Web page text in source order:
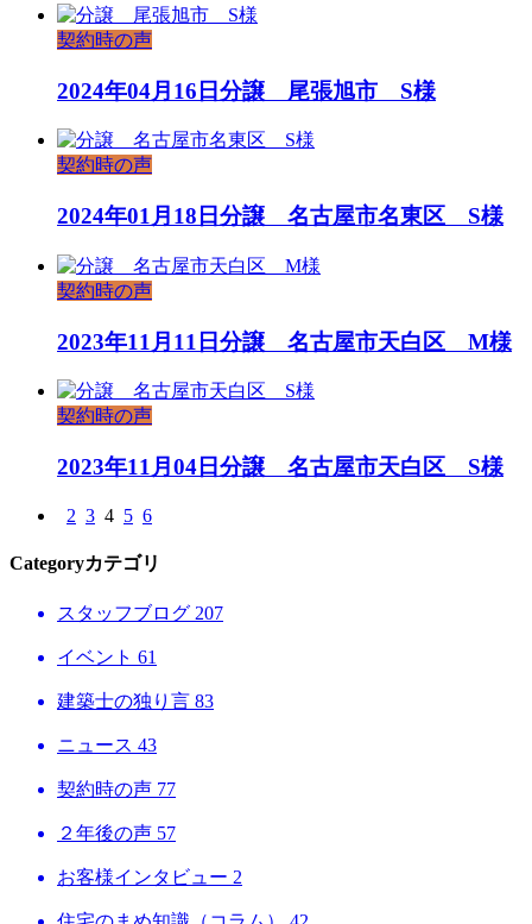
契約時の声
2024年04月16日分譲 尾張旭市 S様
契約時の声
2024年01月18日分譲 名古屋市名東区 S様
契約時の声
2023年11月11日分譲 名古屋市天白区 M様
契約時の声
2023年11月04日分譲 名古屋市天白区 S様
2 3 4 5 6
Categoryカテゴリ
スタッフブログ 207
イベント 61
建築士の独り言 83
ニュース 43
契約時の声 77
２年後の声 57
お客様インタビュー 2